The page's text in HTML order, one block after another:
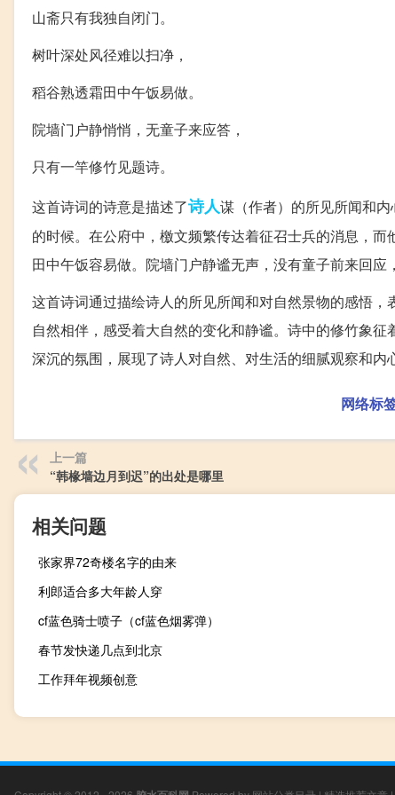
山斋只有我独自闭门。
树叶深处风径难以扫净，
稻谷熟透霜田中午饭易做。
院墙门户静悄悄，无童子来应答，
只有一竿修竹见题诗。
这首诗词的诗意是描述了诗人谋（作者）的所见所闻和
的时候。在公府中，檄文频繁传达着征召士兵的消息，
田中午饭容易做。院墙门户静谧无声，没有童子前来回应
这首诗词通过描绘诗人的所见所闻和对自然景物的感悟
自然相伴，感受着大自然的变化和静谧。诗中的修竹象
深沉的氛围，展现了诗人对自然、对生活的细腻观察和内
网络标
上一篇
“韩椽墙边月到迟”的出处是哪里
相关问题
张家界72奇楼名字的由来
利郎适合多大年龄人穿
cf蓝色骑士喷子（cf蓝色烟雾弹）
春节发快递几点到北京
工作拜年视频创意